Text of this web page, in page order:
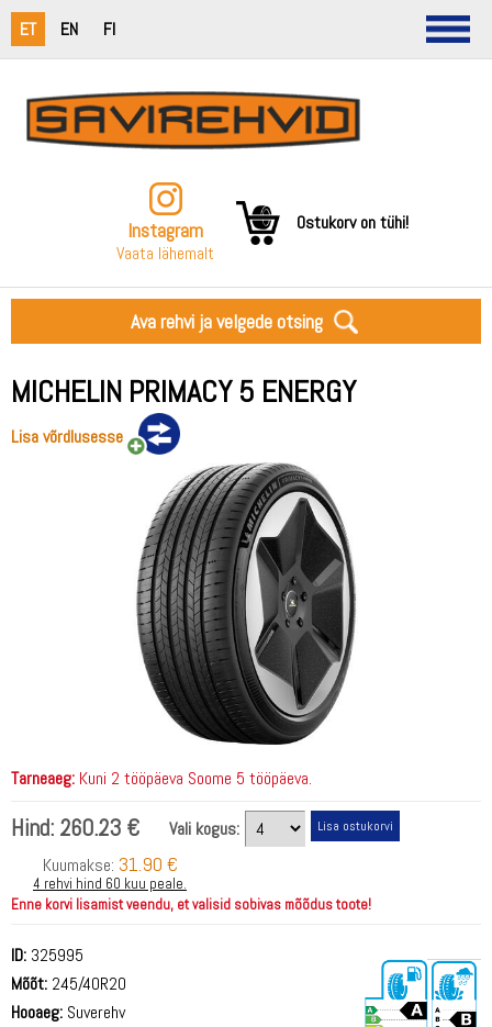
ET EN FI
Instagram
Vaata lähemalt
Ostukorv on tühi!
Ava rehvi ja velgede otsing
MICHELIN PRIMACY 5 ENERGY
Lisa võrdlusesse
Tarneaeg: Kuni 2 tööpäeva Soome 5 tööpäeva.
Hind: 260.23 €
Vali kogus:
Kuumakse: 31.90 €
4 rehvi hind 60 kuu peale.
Enne korvi lisamist veendu, et valisid sobivas mõõdus toote!
ID: 325995
Mõõt: 245/40R20
Hooaeg: Suverehv